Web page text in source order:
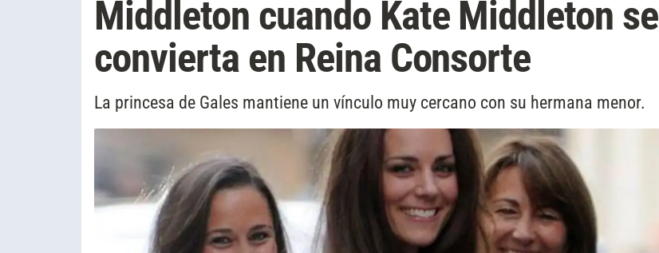
Middleton cuando Kate Middleton se
convierta en Reina Consorte
La princesa de Gales mantiene un vínculo muy cercano con su hermana menor.